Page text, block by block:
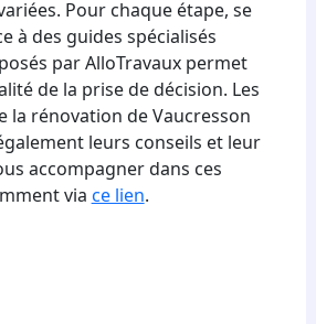
Pour chaque étape, se
à des guides spécialisés
par AlloTravaux permet
de la prise de décision. Les
la rénovation de Vaucresson
leurs conseils et leur
accompagner dans ces
via ce lien.